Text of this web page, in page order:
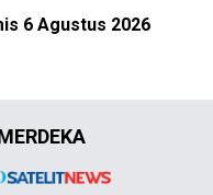
6 Agustus 2026